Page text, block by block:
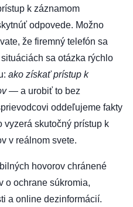
k záznamom
odpovede. Možno
že firemný telefón sa
sa otázka rýchlo
ako získať prístup k
— a urobiť to bez
oddeľujeme fakty
vyzerá skutočný prístup k
v reálnom svete.
hovorov chránené
o ochrane súkromia,
a online dezinformácií.